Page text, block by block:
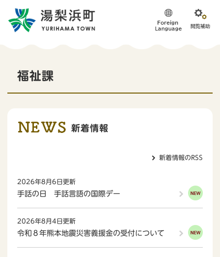
福祉課
新着情報
2026年8月6日更新
手話の日 手話言語の国際デー
2026年8月4日更新
令和８年熊本地震災害義援金の受付について
新着情報のRSS